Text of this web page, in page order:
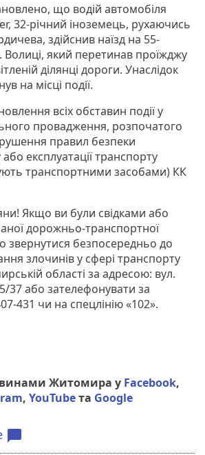
що водій автомобіля
32-річний іноземець, рухаючись
здійснив наїзд на 55-
Волиці, який перетинав проїжджу
ділянці дороги. Унаслідок
на місці події.
всіх обставин події у
провадження, розпочатого
правил безпеки
експлуатації транспорту
транспортними засобами) КК
Якщо ви були свідками або
дорожньо-транспортної
звернутися безпосередньо до
злочинів у сфері транспорту
області за адресою: вул.
37 або зателефонувати за
431 чи на спецлінію «102».
Житомира у Facebook,
, YouTubeта Google
chat_bubble